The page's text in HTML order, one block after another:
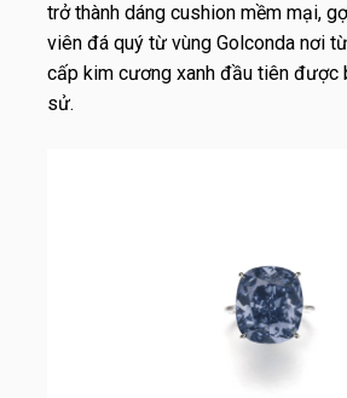
trở thành dáng cushion mềm mại,
viên đá quý từ vùng Golconda nơi
cấp kim cương xanh đầu tiên được
sử.